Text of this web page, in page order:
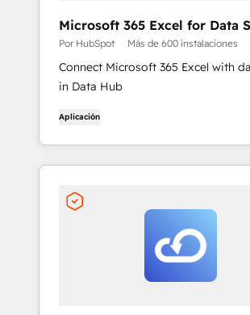
Microsoft 365 Excel for Data
Por HubSpot Más de 600 instalaciones
Connect Microsoft 365 Excel with
in Data Hub
Aplicación